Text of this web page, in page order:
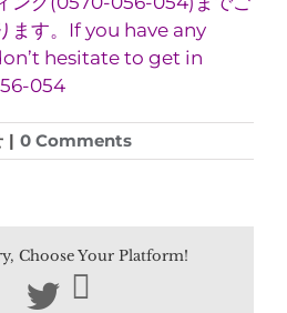
ます。If you have any
hesitate to get in
054
| 0 Comments
Choose Your Platform!
Facebook
Twitter